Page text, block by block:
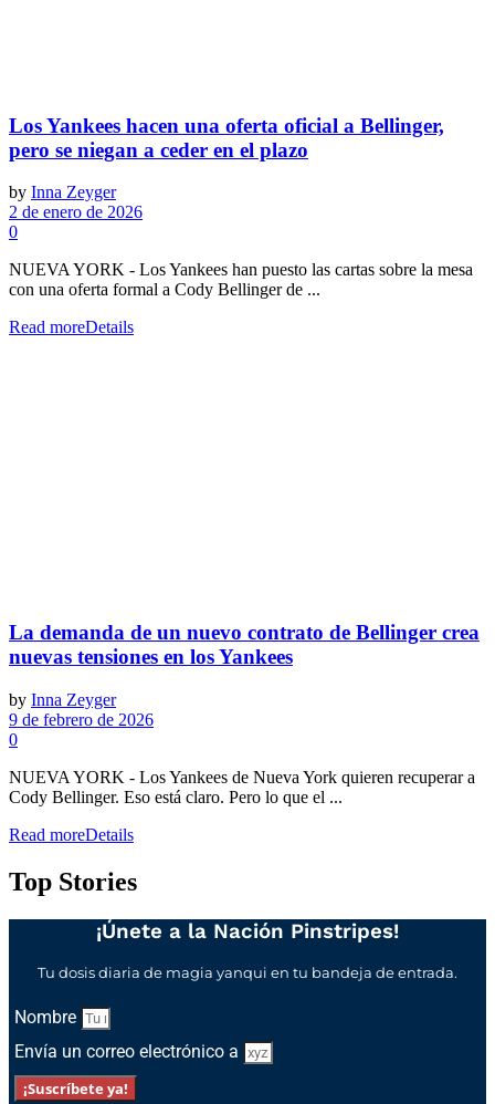
Los Yankees hacen una oferta oficial a Bellinger,
pero se niegan a ceder en el plazo
by Inna Zeyger
2 de enero de 2026
0
NUEVA YORK - Los Yankees han puesto las cartas sobre la mesa
con una oferta formal a Cody Bellinger de ...
Read moreDetails
La demanda de un nuevo contrato de Bellinger crea
nuevas tensiones en los Yankees
by Inna Zeyger
9 de febrero de 2026
0
NUEVA YORK - Los Yankees de Nueva York quieren recuperar a
Cody Bellinger. Eso está claro. Pero lo que el ...
Read moreDetails
Top Stories
¡Únete a la Nación Pinstripes!
Tu dosis diaria de magia yanqui en tu bandeja de entrada.
Nombre
Envía un correo electrónico a
¡Suscríbete ya!